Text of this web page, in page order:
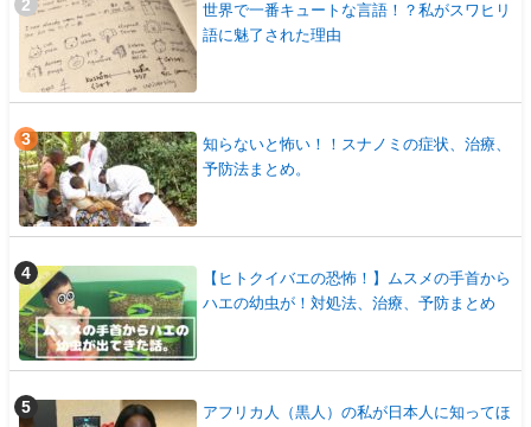
世界で一番キュートな言語！？私がスワヒリ
語に魅了された理由
知らないと怖い！！スナノミの症状、治療、
予防法まとめ。
【ヒトクイバエの恐怖！】ムスメの手首から
ハエの幼虫が！対処法、治療、予防まとめ
アフリカ人（黒人）の私が日本人に知ってほ